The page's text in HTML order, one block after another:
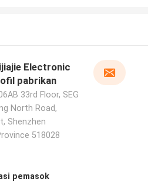
Electronic
pabrikan
33rd Floor, SEG
North Road,
Shenzhen
518028
pemasok